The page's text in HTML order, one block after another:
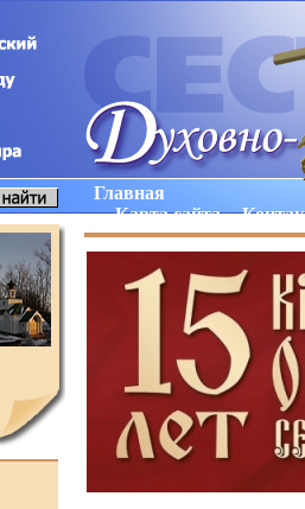
Главная
Карта сайта